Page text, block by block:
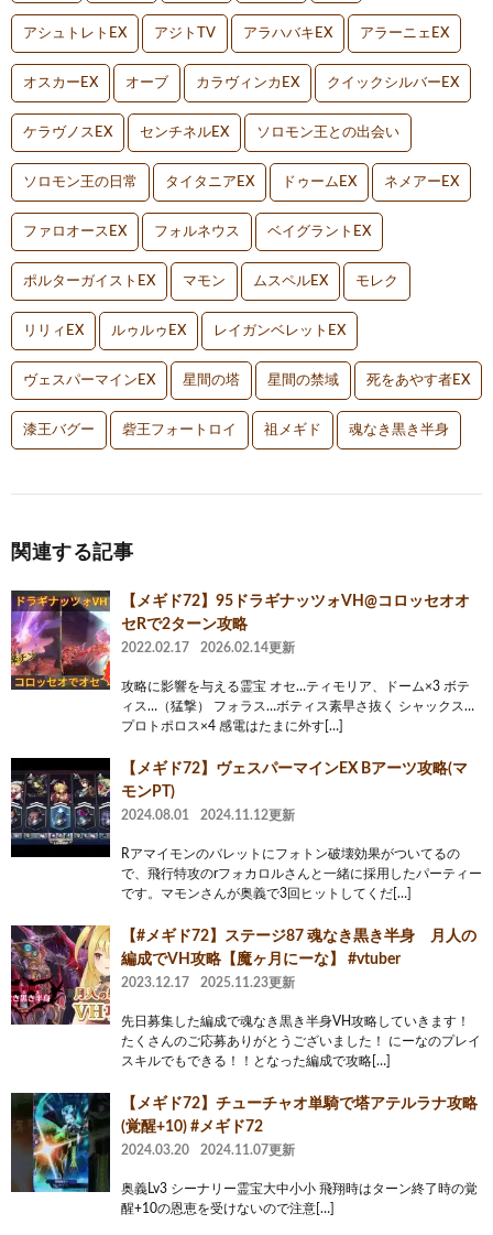
アシュトレトEX アジトTV アラハバキEX アラーニェEX
オスカーEX オーブ カラヴィンカEX クイックシルバーEX
ケラヴノスEX センチネルEX ソロモン王との出会い
ソロモン王の日常 タイタニアEX ドゥームEX ネメアーEX
ファロオースEX フォルネウス ベイグラントEX
ポルターガイストEX マモン ムスペルEX モレク
リリィEX ルゥルゥEX レイガンベレットEX
ヴェスパーマインEX 星間の塔 星間の禁域 死をあやす者EX
漆王バグー 砦王フォートロイ 祖メギド 魂なき黒き半身
関連する記事
【メギド72】95ドラギナッツォVH@コロッセオオ
セRで2ターン攻略
2022.02.17 2026.02.14更新
攻略に影響を与える霊宝 オセ…ティモリア、ドーム×3 ボテ
ィス…（猛撃） フォラス…ボティス素早さ抜く シャックス…
プロトポロス×4 感電はたまに外す[…]
【メギド72】ヴェスパーマインEX Bアーツ攻略(マ
モンPT)
2024.08.01 2024.11.12更新
Rアマイモンのバレットにフォトン破壊効果がついてるの
で、飛行特攻のrフォカロルさんと一緒に採用したパーティー
です。マモンさんが奥義で3回ヒットしてくだ[…]
【#メギド72】ステージ87 魂なき黒き半身 月人の
編成でVH攻略【魔ヶ月にーな】 #vtuber
2023.12.17 2025.11.23更新
先日募集した編成で魂なき黒き半身VH攻略していきます！
たくさんのご応募ありがとうございました！ にーなのプレイ
スキルでもできる！！となった編成で攻略[…]
【メギド72】チューチャオ単騎で塔アテルラナ攻略
(覚醒+10) #メギド72
2024.03.20 2024.11.07更新
奥義Lv3 シーナリー霊宝大中小小 飛翔時はターン終了時の覚
醒+10の恩恵を受けないので注意[…]